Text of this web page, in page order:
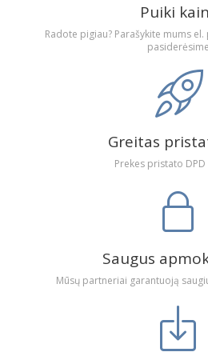
Puiki
Radote pigiau? Parašykite mums
Greitas
Prekes pristato
Saugus
Mūsų partneriai garantuoją